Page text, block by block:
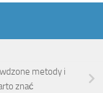
metody i
znać